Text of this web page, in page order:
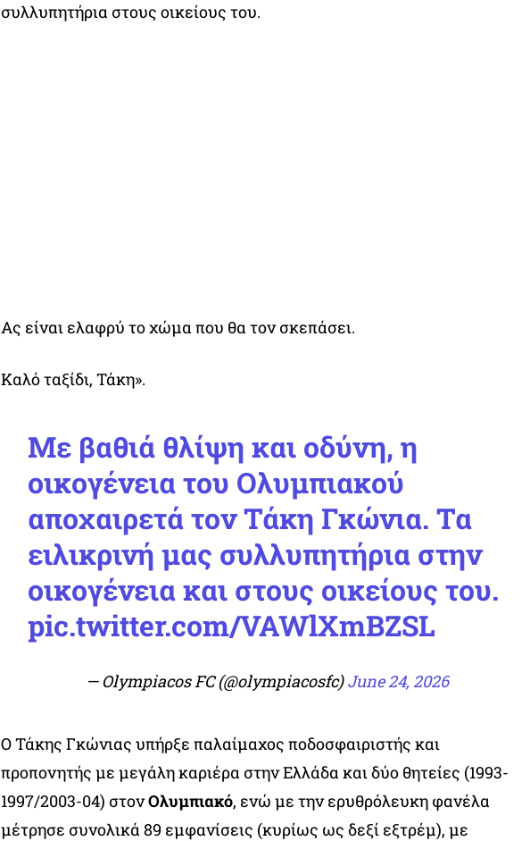
συλλυπητήρια στους οικείους του.
Ας είναι ελαφρύ το χώμα που θα τον σκεπάσει.
Καλό ταξίδι, Τάκη».
Με βαθιά θλίψη και οδύνη, η
οικογένεια του Ολυμπιακού
αποχαιρετά τον Τάκη Γκώνια. Τα
ειλικρινή μας συλλυπητήρια στην
οικογένεια και στους οικείους του.
pic.twitter.com/VAWlXmBZSL
— Olympiacos FC (@olympiacosfc)June 24, 2026
Ο Τάκης Γκώνιας υπήρξε παλαίμαχος ποδοσφαιριστής και
προπονητής με μεγάλη καριέρα στην Ελλάδα και δύο θητείες (1993-
1997/2003-04) στονΟλυμπιακό, ενώ με την ερυθρόλευκη φανέλα
μέτρησε συνολικά 89 εμφανίσεις (κυρίως ως δεξί εξτρέμ), με